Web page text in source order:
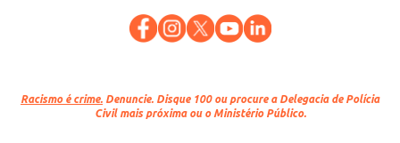
Racismo é crime. Denuncie. Disque 100 ou procure a Delegacia de Polícia
Civil mais próxima ou o Ministério Público.